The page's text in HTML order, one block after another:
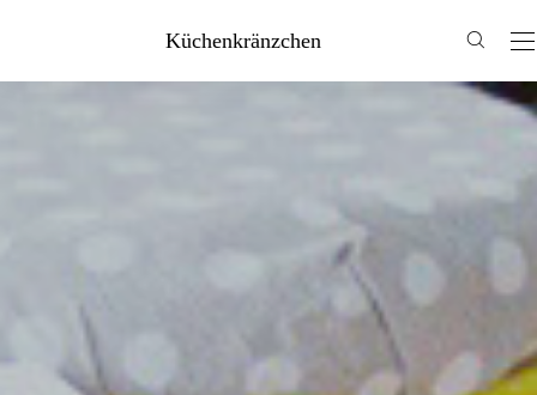
Küchenkränzchen